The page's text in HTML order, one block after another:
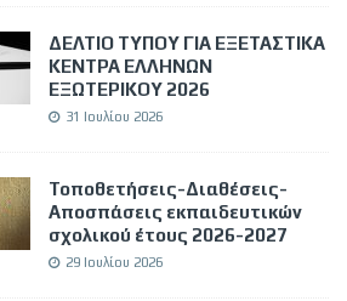
ΔΕΛΤΙΟ ΤΥΠΟΥ ΓΙΑ ΕΞΕΤΑΣΤΙΚΑ
ΚΕΝΤΡΑ ΕΛΛΗΝΩΝ
ΕΞΩΤΕΡΙΚΟΥ 2026
31 Ιουλίου 2026
Τοποθετήσεις-Διαθέσεις-
Αποσπάσεις εκπαιδευτικών
σχολικού έτους 2026-2027
29 Ιουλίου 2026